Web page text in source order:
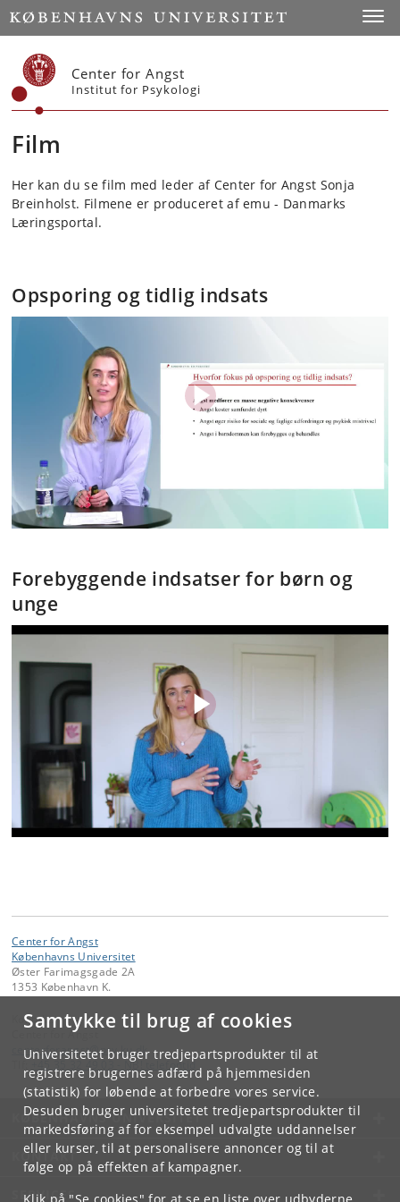
Samtykke til brug af cookies
Universitetet bruger tredjepartsprodukter til at
registrere brugernes adfærd på hjemmesiden
(statistik) for løbende at forbedre vores service.
Desuden bruger universitetet tredjepartsprodukter til
markedsføring af for eksempel udvalgte uddannelser
eller kurser, til at personalisere annoncer og til at
følge op på effekten af kampagner.
Start
Center for Angst
Institut for Psykologi
Film
Her kan du se film med leder af Center for Angst Sonja
Breinholst. Filmene er produceret af emu - Danmarks
Læringsportal.
Opsporing og tidlig indsats
Forebyggende indsatser for børn og
unge
Center for Angst
Københavns Universitet
Øster Farimagsgade 2A
1353 København K.
Kontakt:
Center for Angst
centerforangst@psy.ku.dk
+45 35 32 49 03 - NB! telefontid
KØBENHAVNS UNIVERSITET
KONTAKT
SERVICES